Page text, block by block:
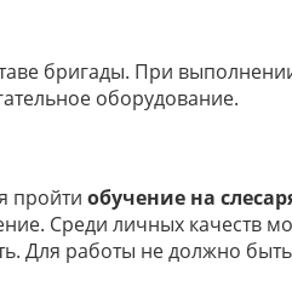
бригады. При
оборудование.
пройти обучение на
Среди личных качеств
Для работы не должно